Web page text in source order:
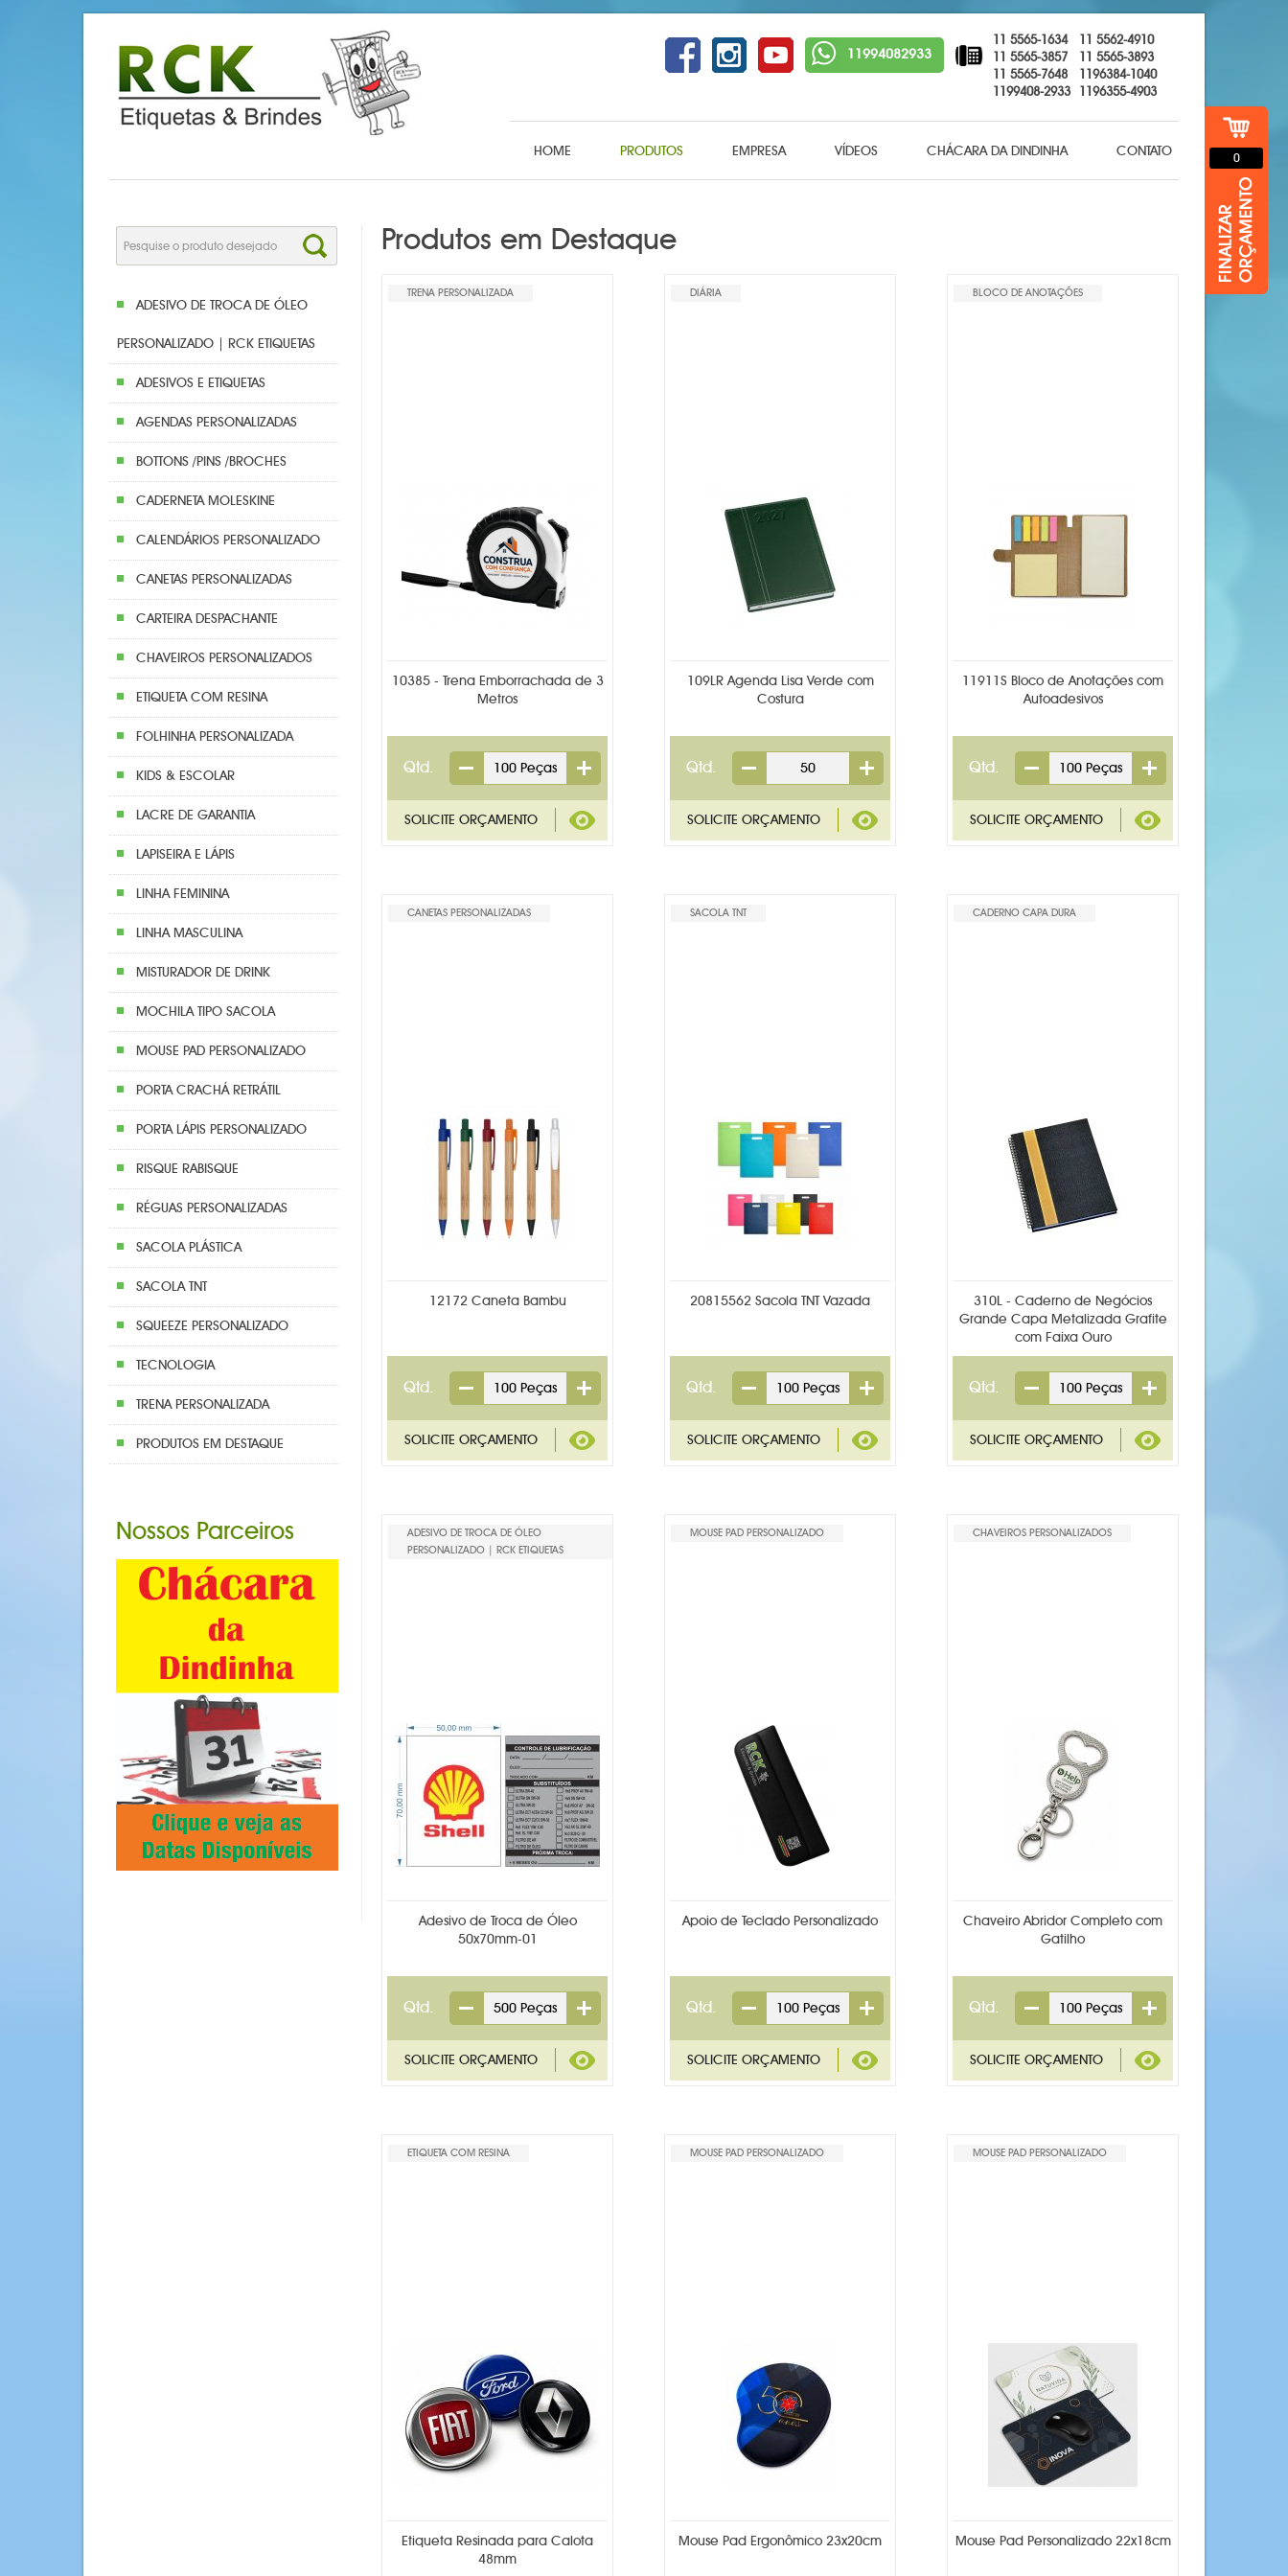
11 5565-1634
11 5562-4910
11 5565-3857
11 5565-3893
11 5565-7648
1196384-1040
1199408-2933
1196355-4903
11994082933
HOME PRODUTOS EMPRESA VÍDEOS CHÁCARA DA DINDINHA CONTATO 0
ADESIVO DE TROCA DE ÓLEO
PERSONALIZADO | RCK ETIQUETAS
ADESIVOS E ETIQUETAS
AGENDAS PERSONALIZADAS
BOTTONS /PINS /BROCHES
CADERNETA MOLESKINE
CALENDÁRIOS PERSONALIZADO
CANETAS PERSONALIZADAS
CARTEIRA DESPACHANTE
CHAVEIROS PERSONALIZADOS
ETIQUETA COM RESINA
FOLHINHA PERSONALIZADA
KIDS & ESCOLAR
LACRE DE GARANTIA
LAPISEIRA E LÁPIS
LINHA FEMININA
LINHA MASCULINA
MISTURADOR DE DRINK
MOCHILA TIPO SACOLA
MOUSE PAD PERSONALIZADO
PORTA CRACHÁ RETRÁTIL
PORTA LÁPIS PERSONALIZADO
RISQUE RABISQUE
RÉGUAS PERSONALIZADAS
SACOLA PLÁSTICA
SACOLA TNT
SQUEEZE PERSONALIZADO
TECNOLOGIA
TRENA PERSONALIZADA
PRODUTOS EM DESTAQUE
Nossos Parceiros
Produtos em Destaque
TRENA PERSONALIZADA
10385 - Trena Emborrachada de 3
Metros
Qtd.
DIÁRIA
109LR Agenda Lisa Verde com
Costura
Qtd.
BLOCO DE ANOTAÇÕES
11911S Bloco de Anotações com
Autoadesivos
Qtd.
CANETAS PERSONALIZADAS
12172 Caneta Bambu
Qtd.
SACOLA TNT
20815562 Sacola TNT Vazada
Qtd.
CADERNO CAPA DURA
310L - Caderno de Negócios
Grande Capa Metalizada Grafite
com Faixa Ouro
Qtd.
ADESIVO DE TROCA DE ÓLEO
PERSONALIZADO | RCK ETIQUETAS
Adesivo de Troca de Óleo
50x70mm-01
Qtd.
MOUSE PAD PERSONALIZADO
Apoio de Teclado Personalizado
Qtd.
CHAVEIROS PERSONALIZADOS
Chaveiro Abridor Completo com
Gatilho
Qtd.
ETIQUETA COM RESINA
Etiqueta Resinada para Calota
48mm
MOUSE PAD PERSONALIZADO
Mouse Pad Ergonômico 23x20cm
MOUSE PAD PERSONALIZADO
Mouse Pad Personalizado 22x18cm